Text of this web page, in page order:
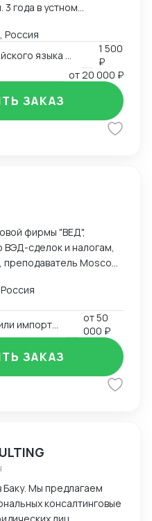
Россия
1 500
₽
от20 000 ₽
ЗАКАЗ
фирмы "ВЕД",
сделок и налогам,
Moscow
признана одним из
юристов России
Деятельность фирмы
Forbes Legal.
от50
000 ₽
ЗАКАЗ
Мы предлагаем
консалтинговые